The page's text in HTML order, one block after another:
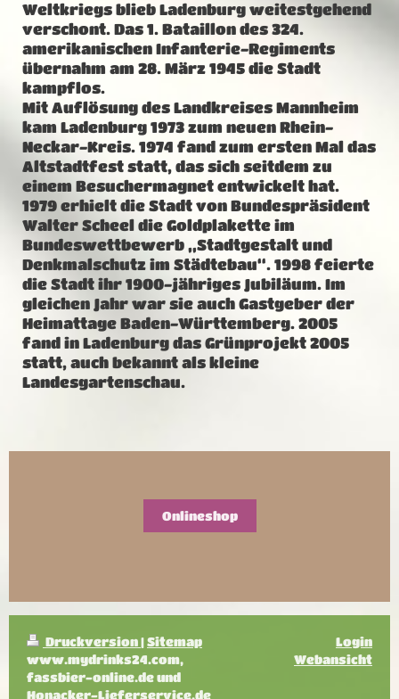
Weltkriegs blieb Ladenburg weitestgehend
verschont. Das 1. Bataillon des 324.
amerikanischen Infanterie-Regiments
übernahm am 28. März 1945 die Stadt
kampflos.
Mit Auflösung des Landkreises Mannheim
kam Ladenburg 1973 zum neuen Rhein-
Neckar-Kreis. 1974 fand zum ersten Mal das
Altstadtfest statt, das sich seitdem zu
einem Besuchermagnet entwickelt hat.
1979 erhielt die Stadt von Bundespräsident
Walter Scheel die Goldplakette im
Bundeswettbewerb „Stadtgestalt und
Denkmalschutz im Städtebau“. 1998 feierte
die Stadt ihr 1900-jähriges Jubiläum. Im
gleichen Jahr war sie auch Gastgeber der
Heimattage Baden-Württemberg. 2005
fand in Ladenburg das Grünprojekt 2005
statt, auch bekannt als kleine
Landesgartenschau.
Onlineshop
Druckversion|Sitemap
www.mydrinks24.com,
fassbier-online.de und
Honacker-Lieferservice.de
Login
Webansicht